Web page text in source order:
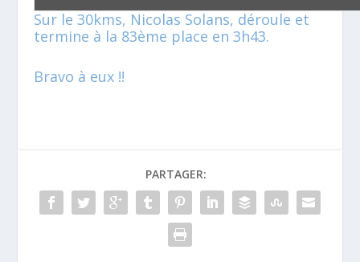
Sur le 30kms, Nicolas Solans, déroule et
termine à la 83ème place en 3h43.
Bravo à eux !!
PARTAGER: